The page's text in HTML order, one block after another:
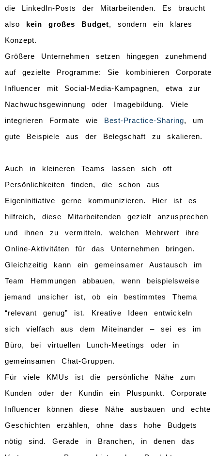
die LinkedIn-Posts der Mitarbeitenden. Es braucht
also kein großes Budget, sondern ein klares
Konzept.
Größere Unternehmen setzen hingegen zunehmend
auf gezielte Programme: Sie kombinieren Corporate
Influencer mit Social-Media-Kampagnen, etwa zur
Nachwuchsgewinnung oder Imagebildung. Viele
integrieren Formate wie Best-Practice-Sharing, um
gute Beispiele aus der Belegschaft zu skalieren.
Auch in kleineren Teams lassen sich oft
Persönlichkeiten finden, die schon aus
Eigeninitiative gerne kommunizieren. Hier ist es
hilfreich, diese Mitarbeitenden gezielt anzusprechen
und ihnen zu vermitteln, welchen Mehrwert ihre
Online-Aktivitäten für das Unternehmen bringen.
Gleichzeitig kann ein gemeinsamer Austausch im
Team Hemmungen abbauen, wenn beispielsweise
jemand unsicher ist, ob ein bestimmtes Thema
“relevant genug” ist. Kreative Ideen entwickeln
sich vielfach aus dem Miteinander – sei es im
Büro, bei virtuellen Lunch-Meetings oder in
gemeinsamen Chat-Gruppen.
Für viele KMUs ist die persönliche Nähe zum
Kunden oder der Kundin ein Pluspunkt. Corporate
Influencer können diese Nähe ausbauen und echte
Geschichten erzählen, ohne dass hohe Budgets
nötig sind. Gerade in Branchen, in denen das